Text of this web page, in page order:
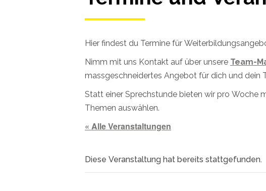
Hier findest du Termine für
Nimm mit uns Kontakt auf über unsere Team-
massgeschneidertes Angebot für dich und dein
Statt einer Sprechstunde bieten wir pro Woche
Themen auswählen.
« Alle Veranstaltungen
Diese Veranstaltung hat bereits stattgefunden.